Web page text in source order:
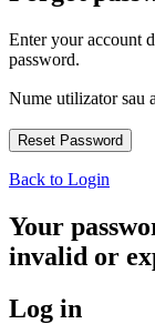
Enter your account
password.
Nume utilizator sau
Back to Login
Your
invalid or
Log in